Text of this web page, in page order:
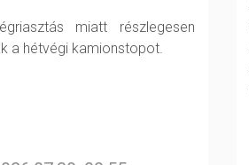
miatt részlegesen
a hétvégi kamionstopot.